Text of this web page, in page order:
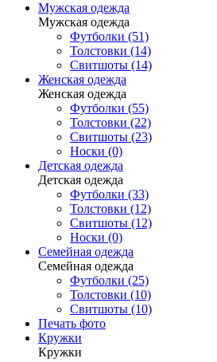
Мужская одежда
Мужская одежда
Футболки (51)
Толстовки (14)
Свитшоты (14)
Женская одежда
Женская одежда
Футболки (55)
Толстовки (22)
Свитшоты (23)
Носки (0)
Детская одежда
Детская одежда
Футболки (33)
Толстовки (12)
Свитшоты (12)
Носки (0)
Семейная одежда
Семейная одежда
Футболки (25)
Толстовки (10)
Свитшоты (10)
Печать фото
Кружки
Кружки